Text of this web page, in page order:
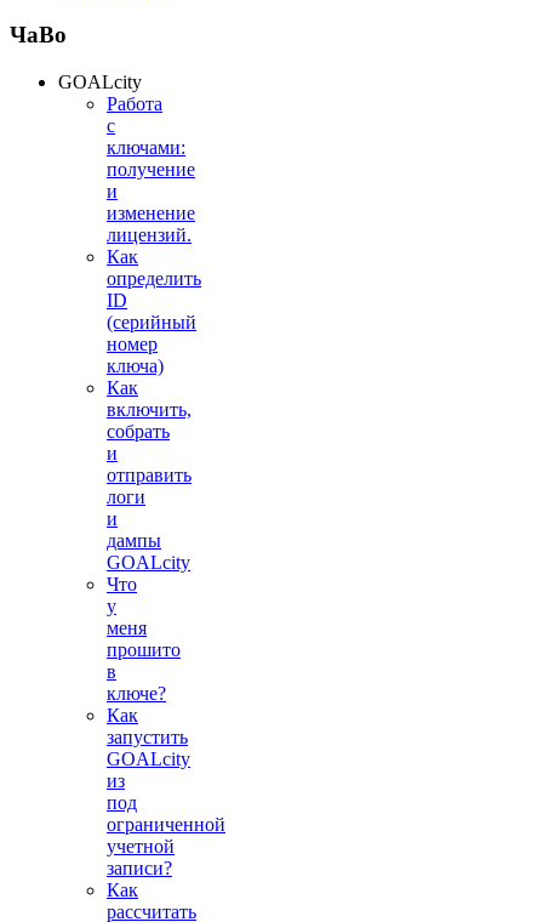
ЧаВо
GOALcity
Работа
с
ключами:
получение
и
изменение
лицензий.
Как
определить
ID
(серийный
номер
ключа)
Как
включить,
собрать
и
отправить
логи
и
дампы
GOALcity
Что
у
меня
прошито
в
ключе?
Как
запустить
GOALcity
из
под
ограниченной
учетной
записи?
Как
рассчитать